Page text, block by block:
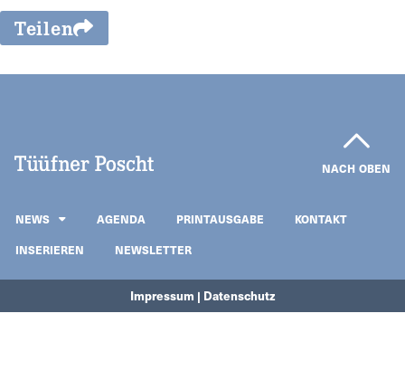
Teilen
NACH OBEN
NEWS AGENDA PRINTAUSGABE
KONTAKT
INSERIEREN
NEWSLETTER
Impressum | Datenschutz